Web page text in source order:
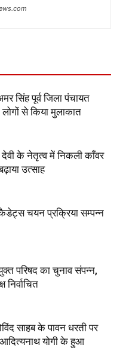
सिंह पूर्व जिला पंचायत
लोगों से किया मुलाकात
के नेतृत्व में निकली काँवर
उत्साह
कैडेट्स चयन प्रक्रिया सम्पन्न
परिषद का चुनाव संपन्न,
निर्वाचित
साहब के पावन धरती पर
योगी के हुआ